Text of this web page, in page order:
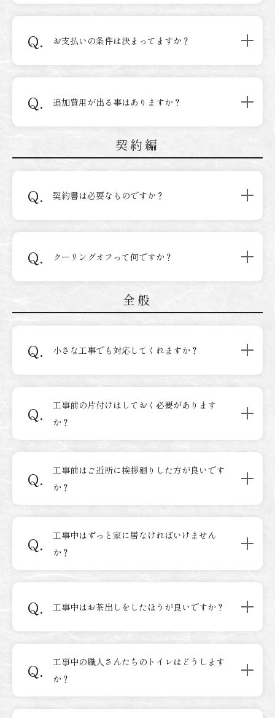
Q. お支払いの条件は決まってますか？
Q. 追加費用が出る事はありますか？
契約編
Q. 契約書は必要なものですか？
Q. クーリングオフって何ですか？
全般
Q. 小さな工事でも対応してくれますか？
Q.
工事前の片付けはしておく必要があります
か？
Q.
工事前はご近所に挨拶廻りした方が良いです
か？
Q.
工事中はずっと家に居なければいけません
か？
Q. 工事中はお茶出しをしたほうが良いですか？
Q.
工事中の職人さんたちのトイレはどうします
か？